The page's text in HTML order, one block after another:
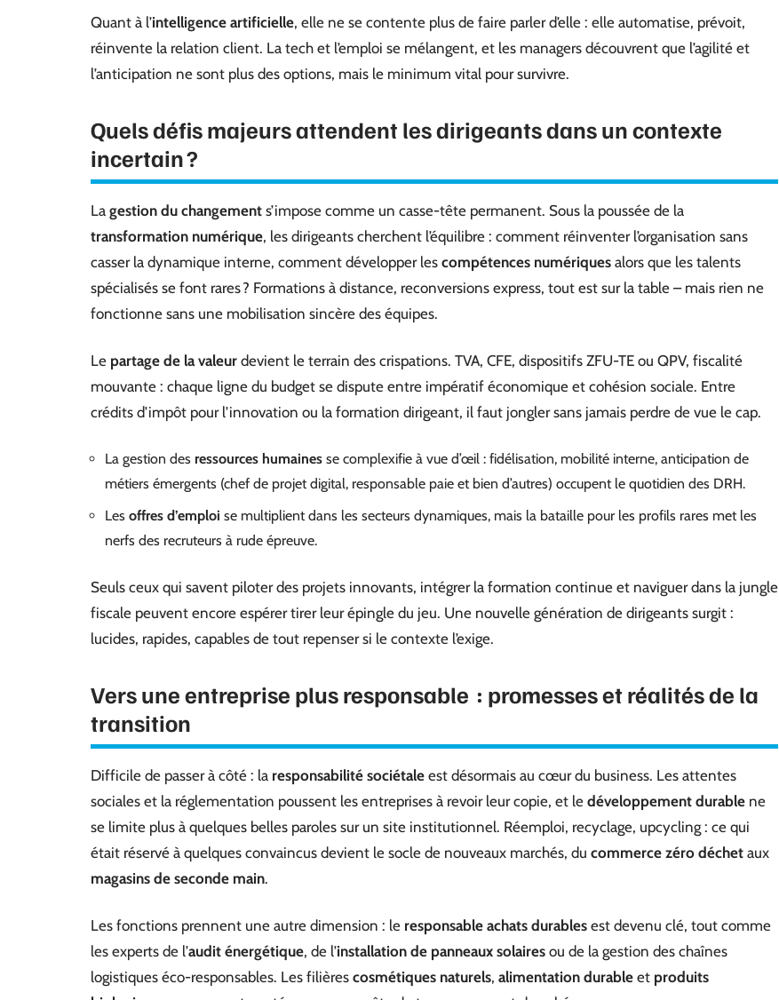
Quant à l’intelligence artificielle, elle ne se contente plus de faire parler d’elle : elle automatise, prévoit,
réinvente la relation client. La tech et l’emploi se mélangent, et les managers découvrent que l’agilité et
l’anticipation ne sont plus des options, mais le minimum vital pour survivre.
Quels défis majeurs attendent les dirigeants dans un contexte
incertain ?
La gestion du changement s’impose comme un casse-tête permanent. Sous la poussée de la
transformation numérique, les dirigeants cherchent l’équilibre : comment réinventer l’organisation sans
casser la dynamique interne, comment développer les compétences numériques alors que les talents
spécialisés se font rares ? Formations à distance, reconversions express, tout est sur la table – mais rien ne
fonctionne sans une mobilisation sincère des équipes.
Le partage de la valeur devient le terrain des crispations. TVA, CFE, dispositifs ZFU-TE ou QPV, fiscalité
mouvante : chaque ligne du budget se dispute entre impératif économique et cohésion sociale. Entre
crédits d’impôt pour l’innovation ou la formation dirigeant, il faut jongler sans jamais perdre de vue le cap.
La gestion des ressources humaines se complexifie à vue d’œil : fidélisation, mobilité interne, anticipation de
métiers émergents (chef de projet digital, responsable paie et bien d’autres) occupent le quotidien des DRH.
Les offres d’emploi se multiplient dans les secteurs dynamiques, mais la bataille pour les profils rares met les
nerfs des recruteurs à rude épreuve.
Seuls ceux qui savent piloter des projets innovants, intégrer la formation continue et naviguer dans la jungle
fiscale peuvent encore espérer tirer leur épingle du jeu. Une nouvelle génération de dirigeants surgit :
lucides, rapides, capables de tout repenser si le contexte l’exige.
Vers une entreprise plus responsable : promesses et réalités de la
transition
Difficile de passer à côté : la responsabilité sociétale est désormais au cœur du business. Les attentes
sociales et la réglementation poussent les entreprises à revoir leur copie, et le développement durable ne
se limite plus à quelques belles paroles sur un site institutionnel. Réemploi, recyclage, upcycling : ce qui
était réservé à quelques convaincus devient le socle de nouveaux marchés, du commerce zéro déchet aux
magasins de seconde main.
Les fonctions prennent une autre dimension : le responsable achats durables est devenu clé, tout comme
les experts de l’audit énergétique, de l’installation de panneaux solaires ou de la gestion des chaînes
logistiques éco-responsables. Les filières cosmétiques naturels, alimentation durable et produits